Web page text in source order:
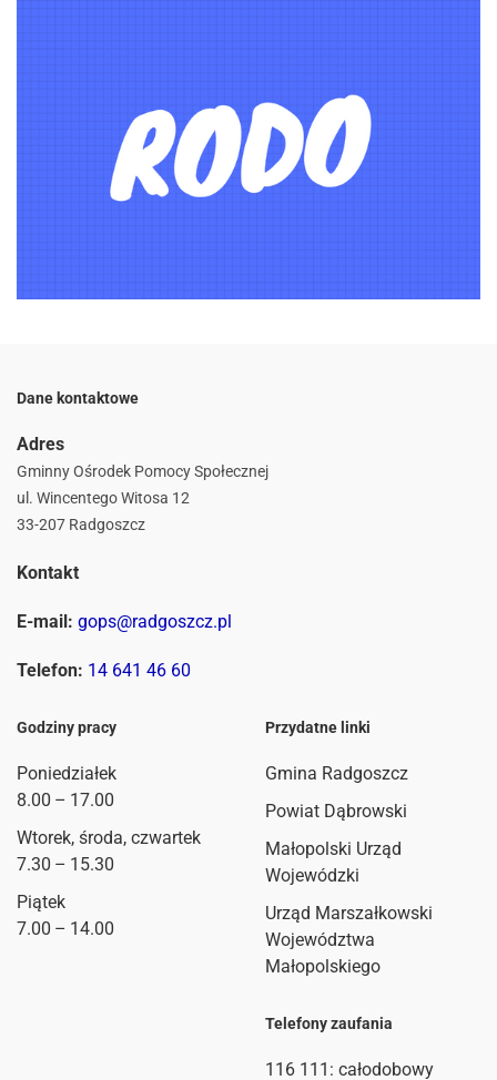
Dane kontaktowe
Adres
Gminny Ośrodek Pomocy Społecznej
ul. Wincentego Witosa 12
33-207 Radgoszcz
Kontakt
E-mail: gops@radgoszcz.pl
Telefon: 14 641 46 60
Godziny pracy
Poniedziałek
8.00 – 17.00
Wtorek, środa, czwartek
7.30 – 15.30
Piątek
7.00 – 14.00
Przydatne linki
Gmina Radgoszcz
Powiat Dąbrowski
Małopolski Urząd
Wojewódzki
Urząd Marszałkowski
Województwa
Małopolskiego
Telefony zaufania
116 111 : całodobowy